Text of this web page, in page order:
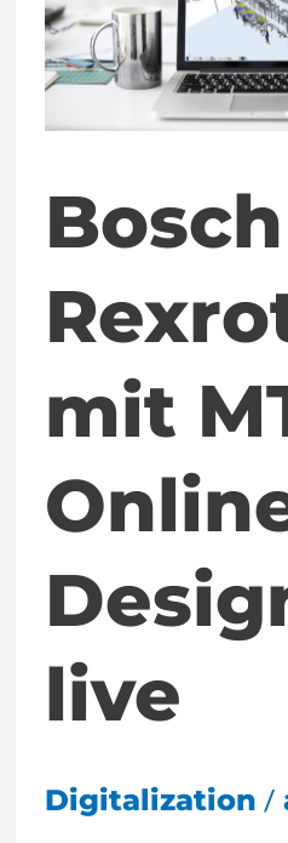
Bosch
mit
live
Digitalization /
Online
Designer